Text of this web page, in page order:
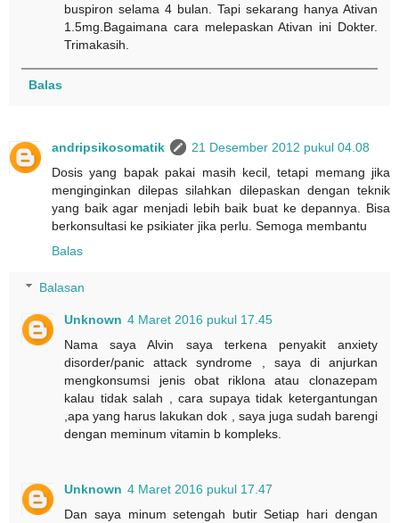
buspiron selama 4 bulan. Tapi sekarang hanya Ativan
1.5mg.Bagaimana cara melepaskan Ativan ini Dokter.
Trimakasih.
Balas
andripsikosomatik
21 Desember 2012 pukul 04.08
Dosis yang bapak pakai masih kecil, tetapi memang jika
menginginkan dilepas silahkan dilepaskan dengan teknik
yang baik agar menjadi lebih baik buat ke depannya. Bisa
berkonsultasi ke psikiater jika perlu. Semoga membantu
Balas
Balasan
Unknown 4 Maret 2016 pukul 17.45
Nama saya Alvin saya terkena penyakit anxiety
disorder/panic attack syndrome , saya di anjurkan
mengkonsumsi jenis obat riklona atau clonazepam
kalau tidak salah , cara supaya tidak ketergantungan
,apa yang harus lakukan dok , saya juga sudah barengi
dengan meminum vitamin b kompleks.
Unknown 4 Maret 2016 pukul 17.47
Dan saya minum setengah butir Setiap hari dengan